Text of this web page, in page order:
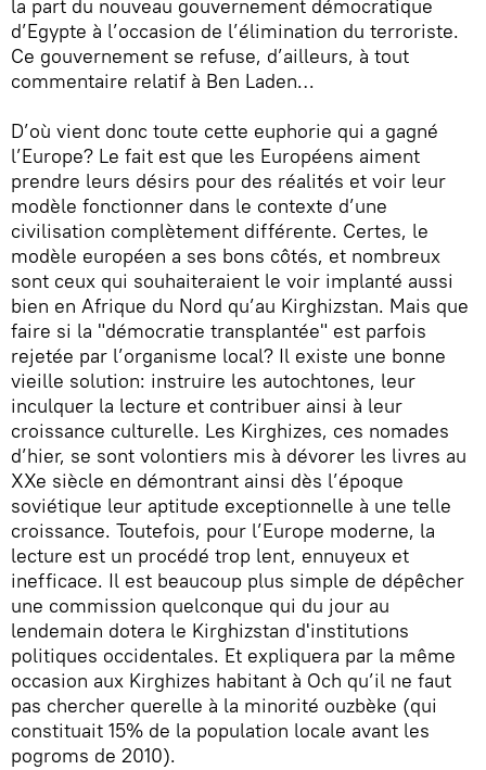
la part du nouveau gouvernement démocratique
d’Egypte à l’occasion de l’élimination du terroriste.
Ce gouvernement se refuse, d’ailleurs, à tout
commentaire relatif à Ben Laden…
D’où vient donc toute cette euphorie qui a gagné
l’Europe? Le fait est que les Européens aiment
prendre leurs désirs pour des réalités et voir leur
modèle fonctionner dans le contexte d’une
civilisation complètement différente. Certes, le
modèle européen a ses bons côtés, et nombreux
sont ceux qui souhaiteraient le voir implanté aussi
bien en Afrique du Nord qu’au Kirghizstan. Mais que
faire si la "démocratie transplantée" est parfois
rejetée par l’organisme local? Il existe une bonne
vieille solution: instruire les autochtones, leur
inculquer la lecture et contribuer ainsi à leur
croissance culturelle. Les Kirghizes, ces nomades
d’hier, se sont volontiers mis à dévorer les livres au
XXe siècle en démontrant ainsi dès l’époque
soviétique leur aptitude exceptionnelle à une telle
croissance. Toutefois, pour l’Europe moderne, la
lecture est un procédé trop lent, ennuyeux et
inefficace. Il est beaucoup plus simple de dépêcher
une commission quelconque qui du jour au
lendemain dotera le Kirghizstan d'institutions
politiques occidentales. Et expliquera par la même
occasion aux Kirghizes habitant à Och qu’il ne faut
pas chercher querelle à la minorité ouzbèke (qui
constituait 15% de la population locale avant les
pogroms de 2010).